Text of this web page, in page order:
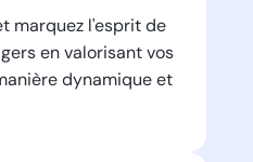
marquez l'esprit de
en valorisant vos
dynamique et